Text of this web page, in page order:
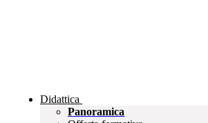
Didattica
Panoramica